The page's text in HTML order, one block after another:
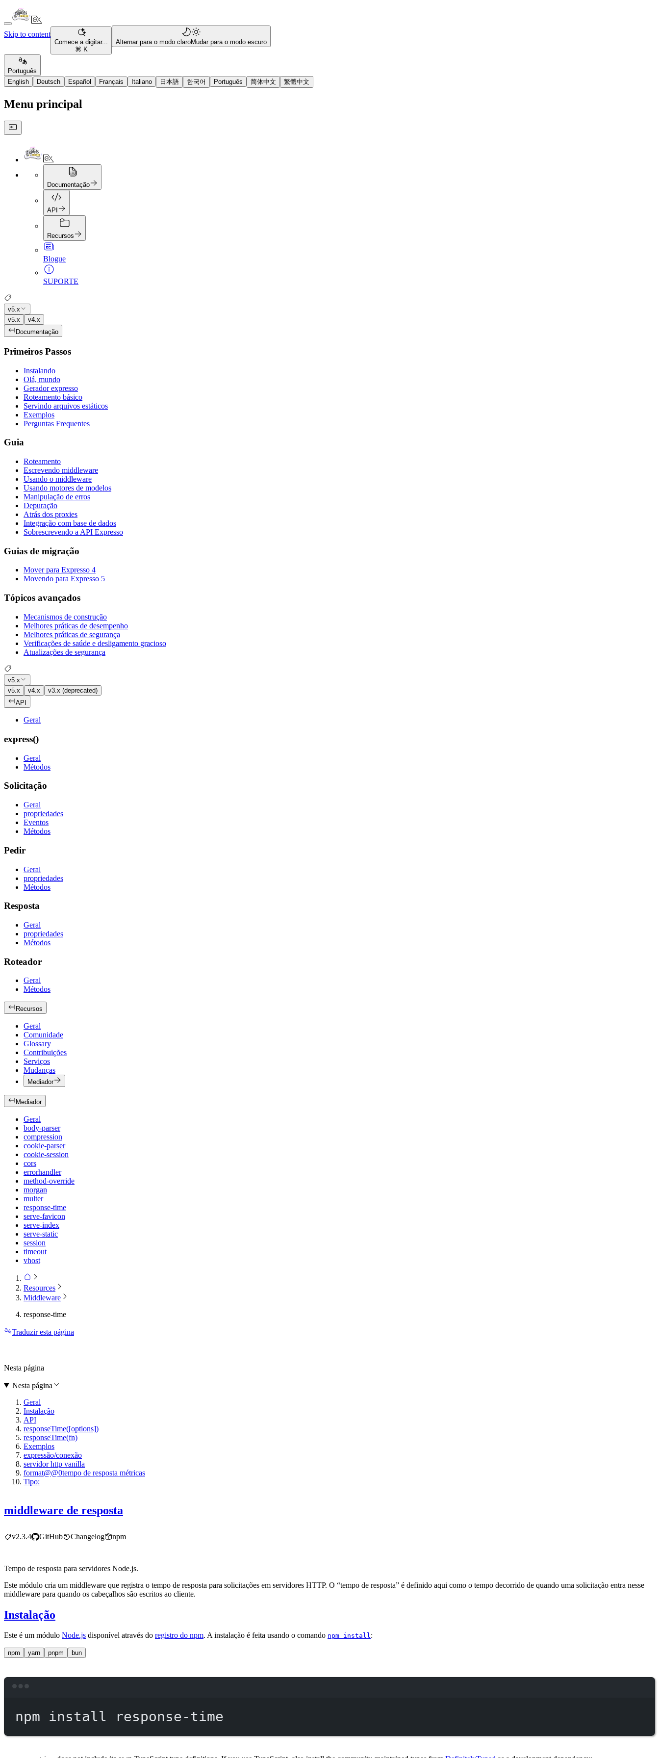
Skip to content
Comece a digitar...
⌘ K
Alternar para o modo claroMudar para o modo escuro
Português
English
Deutsch Español Français Italiano 日本語 한국어 Português 简体中文 繁體中文
Menu principal
Documentação
API
Recursos
Blogue
SUPORTE
v5.x
v5.x
v4.x
Documentação
Primeiros Passos
Instalando
Olá, mundo
Gerador expresso
Roteamento básico
Servindo arquivos estáticos
Exemplos
Perguntas Frequentes
Guia
Roteamento
Escrevendo middleware
Usando o middleware
Usando motores de modelos
Manipulação de erros
Depuração
Atrás dos proxies
Integração com base de dados
Sobrescrevendo a API Expresso
Guias de migração
Mover para Expresso 4
Movendo para Expresso 5
Tópicos avançados
Mecanismos de construção
Melhores práticas de desempenho
Melhores práticas de segurança
Verificações de saúde e desligamento gracioso
Atualizações de segurança
v5.x
v5.x
v4.x
v3.x (deprecated)
API
Geral
express()
Geral
Métodos
Solicitação
Geral
propriedades
Eventos
Métodos
Pedir
Geral
propriedades
Métodos
Resposta
Geral
propriedades
Métodos
Roteador
Geral
Métodos
Recursos
Geral
Comunidade
Glossary
Contribuições
Serviços
Mudanças
Mediador
Mediador
Geral
body-parser
compression
cookie-parser
cookie-session
cors
errorhandler
method-override
morgan
multer
response-time
serve-favicon
serve-index
serve-static
session
timeout
vhost
Resources
Middleware
response-time
Traduzir esta página
middleware de resposta
v2.3.4 GitHub Changelog npm
Tempo de resposta para servidores Node.js.
Este módulo cria um middleware que registra o tempo de resposta para solicitações em servidores HTTP. O “tempo de resposta” é definido aqui como o tempo decorrido de quando uma solicitação entra nesse
middleware para quando os cabeçalhos são escritos ao cliente.
Instalação
Este é um módulo Node.js disponível através do registro do npm. A instalação é feita usando o comando npm install:
npm yarn pnpm bun
npm install response-time
Nesta página
Nesta página
Geral
Instalação
API
responseTime([options])
responseTime(fn)
Exemplos
expressão/conexão
servidor http vanilla
format@@0tempo de resposta métricas
Tipo: